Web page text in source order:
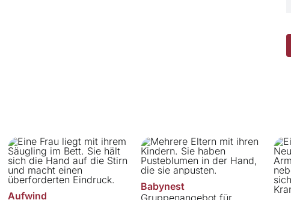
Aufwind
Babynest
Gruppenangebot für